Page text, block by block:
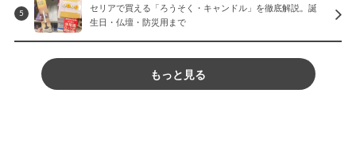
5
セリアで買える「ろうそく・キャンドル」を徹底解説。誕
生日・仏壇・防災用まで
もっと見る